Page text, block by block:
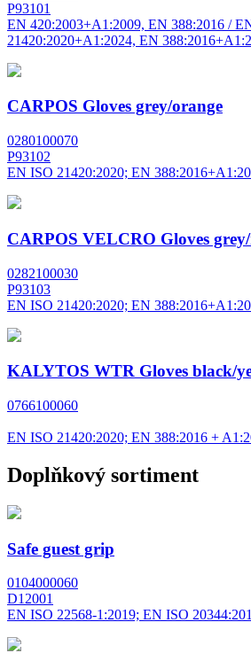
P93101
EN 420:2003+A1:2009, EN 388:2016 /
21420:2020+A1:2024, EN
CARPOS Gloves grey/orange
0280100070
P93102
EN ISO 21420:2020; EN
CARPOS VELCRO Gloves
0282100030
P93103
EN ISO 21420:2020; EN
KALYTOS WTR Gloves black/
0766100060
EN ISO 21420:2020; EN 388:2016 +
Doplňkový sortiment
Safe guest grip
0104000060
D12001
EN ISO 22568-1:2019; EN ISO